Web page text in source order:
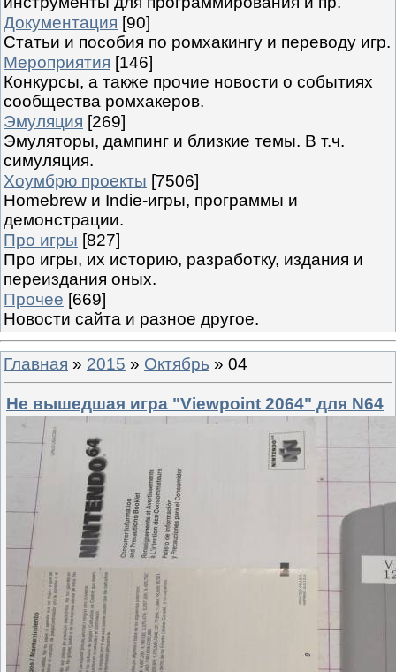
Документация [90]
Статьи и пособия по ромхакингу и переводу игр.
Мероприятия [146]
Конкурсы, а также прочие новости о событиях
сообщества ромхакеров.
Эмуляция [269]
Эмуляторы, дампинг и близкие темы. В т.ч.
симуляция.
Хоумбрю проекты [7506]
Homebrew и Indie-игры, программы и
демонстрации.
Про игры [827]
Про игры, их историю, разработку, издания и
переиздания оных.
Прочее [669]
Новости сайта и разное другое.
Главная » 2015 » Октябрь » 04
Не вышедшая игра "Viewpoint 2064" для N64